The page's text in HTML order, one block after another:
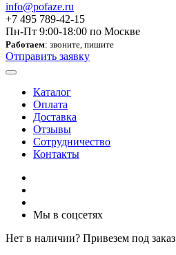
info@pofaze.ru
+7 495 789-42-15
Пн-Пт 9:00-18:00 по Москве
Работаем: звоните, пишите
Отправить заявку
Каталог
Оплата
Доставка
Отзывы
Сотрудничество
Контакты
Мы в соцсетях
Нет в наличии? Привезем под заказ